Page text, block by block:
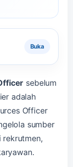
sebelum
adalah
Officer
sumber
rekrutmen,